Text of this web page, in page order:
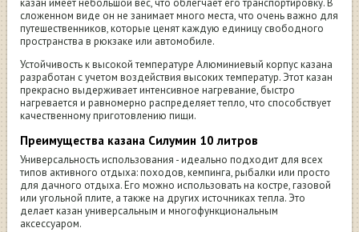
сложенном виде он не занимает много места, что очень важно для
путешественников, которые ценят каждую единицу свободного
пространства в рюкзаке или автомобиле.
Устойчивость к высокой температуре Алюминиевый корпус казана
разработан с учетом воздействия высоких температур. Этот казан
прекрасно выдерживает интенсивное нагревание, быстро
нагревается и равномерно распределяет тепло, что способствует
качественному приготовлению пищи.
Преимущества казана Силумин 10 литров
Универсальность использования - идеально подходит для всех
типов активного отдыха: походов, кемпинга, рыбалки или просто
для дачного отдыха. Его можно использовать на костре, газовой
или угольной плите, а также на других источниках тепла. Это
делает казан универсальным и многофункциональным
аксессуаром.